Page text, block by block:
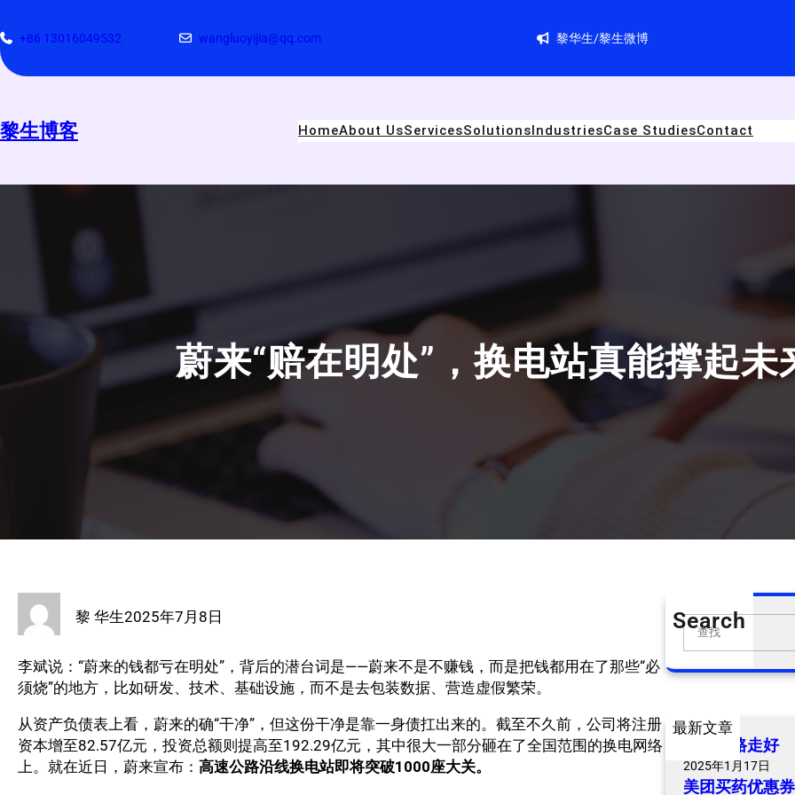
至
内
容
+86 13016049532 wangluoyijia@qq.com 黎华生/黎生微博
黎生博客 HomeAbout UsServicesSolutionsIndustriesCase StudiesContact
蔚来“赔在明处”，换电站真能撑起未
黎 华生2025年7月8日
李斌说：“蔚来的钱都亏在明处”，背后的潜台词是——蔚来不是不赚钱，而是把钱都用在了那些“必
须烧”的地方，比如研发、技术、基础设施，而不是去包装数据、营造虚假繁荣。
从资产负债表上看，蔚来的确“干净”，但这份干净是靠一身债扛出来的。截至不久前，公司将注册
资本增至82.57亿元，投资总额则提高至192.29亿元，其中很大一部分砸在了全国范围的换电网络
上。就在近日，蔚来宣布： 高速公路沿线换电站即将突破1000座大关。
Search
S
a
h
最新文章
爷爷一路走好
2025年1月17日
美团买药优惠